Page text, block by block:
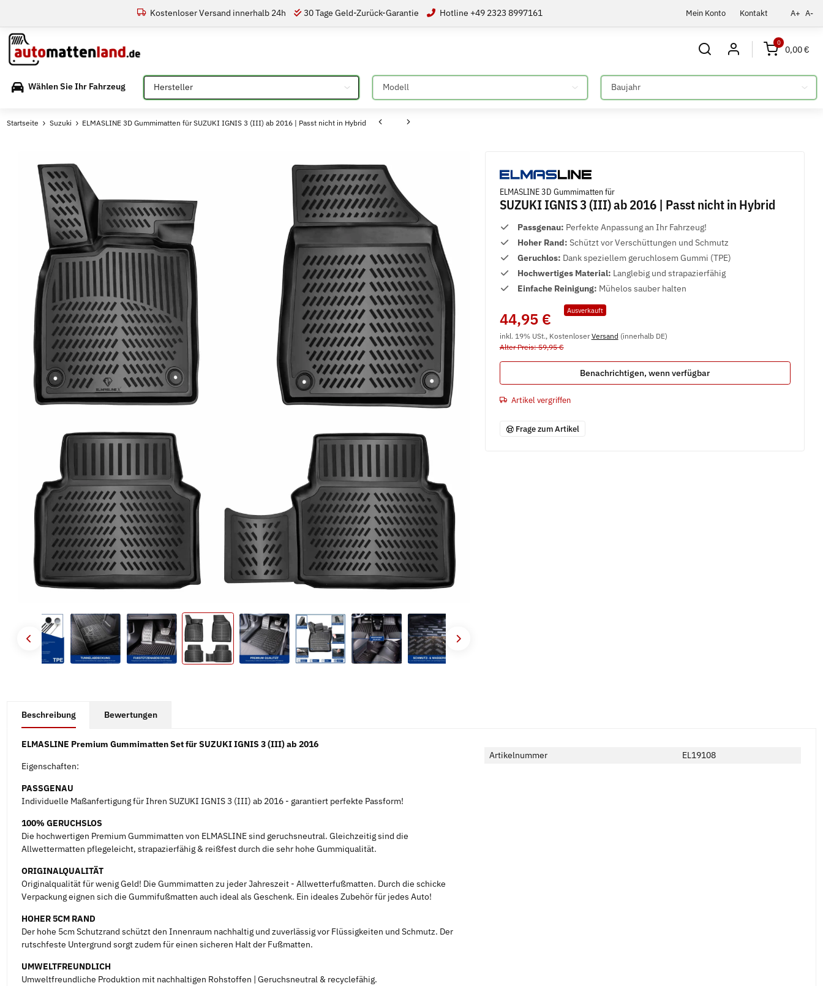
Mein Konto Kontakt A+ A-
Kostenloser Versand innerhalb 24h 30 Tage Geld-Zurück-Garantie Hotline +49 2323 8997161
0
0,00 €
Wählen Sie Ihr Fahrzeug Bitte auswählen Bitte auswählen Bitte auswählen
Startseite Suzuki ELMASLINE 3D Gummimatten für SUZUKI IGNIS 3 (III) ab 2016 | Passt nicht in Hybrid
ELMASLINE 3D Gummimatten für
SUZUKI IGNIS 3 (III) ab 2016 | Passt nicht in Hybrid
Passgenau: Perfekte Anpassung an Ihr Fahrzeug!
Hoher Rand: Schützt vor Verschüttungen und Schmutz
Geruchlos: Dank speziellem geruchlosem Gummi (TPE)
Hochwertiges Material: Langlebig und strapazierfähig
Einfache Reinigung: Mühelos sauber halten
Ausverkauft
44,95 €
inkl. 19% USt., KostenloserVersand (innerhalb DE)
Alter Preis: 59,95 €
Benachrichtigen, wenn verfügbar
Artikel vergriffen
Frage zum Artikel
Beschreibung Bewertungen
ELMASLINE Premium Gummimatten Set für SUZUKI IGNIS 3 (III) ab 2016
Eigenschaften:
PASSGENAU
Individuelle Maßanfertigung für Ihren SUZUKI IGNIS 3 (III) ab 2016 - garantiert perfekte Passform!
100% GERUCHSLOS
Die hochwertigen Premium Gummimatten von ELMASLINE sind geruchsneutral. Gleichzeitig sind die
Allwettermatten pflegeleicht, strapazierfähig & reißfest durch die sehr hohe Gummiqualität.
ORIGINALQUALITÄT
Originalqualität für wenig Geld! Die Gummimatten zu jeder Jahreszeit - Allwetterfußmatten. Durch die schicke
Verpackung eignen sich die Gummifußmatten auch ideal als Geschenk. Ein ideales Zubehör für jedes Auto!
HOHER 5CM RAND
Der hohe 5cm Schutzrand schützt den Innenraum nachhaltig und zuverlässig vor Flüssigkeiten und Schmutz. Der
rutschfeste Untergrund sorgt zudem für einen sicheren Halt der Fußmatten.
UMWELTFREUNDLICH
Umweltfreundliche Produktion mit nachhaltigen Rohstoffen | Geruchsneutral & recyclefähig.
Artikelnummer EL19108